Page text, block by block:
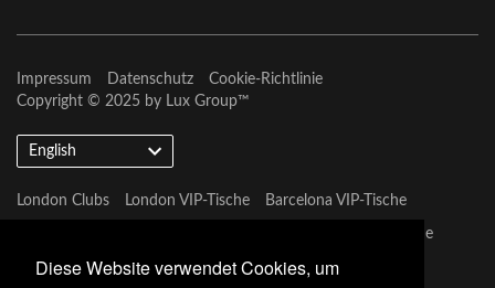
Diese Website verwendet Cookies, um
Impressum Datenschutz
Cookie-Richtlinie
Copyright © 2025 by Lux Group™
English
London Clubs London VIP-Tische Barcelona VIP-Tische
Dubai VIP-Tische
Marbella VIP-Tische